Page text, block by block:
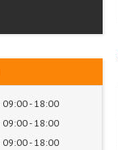
09:00 18:00
09:00 18:00
09:00 18:00